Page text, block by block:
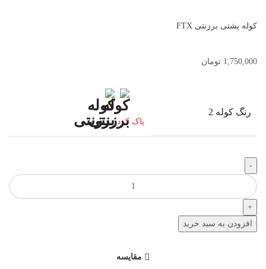
کوله پشتی برزنتی FTX
1,750,000 تومان
رنگ کوله 2
پاک کردن
افزودن به سبد خرید
مقایسه